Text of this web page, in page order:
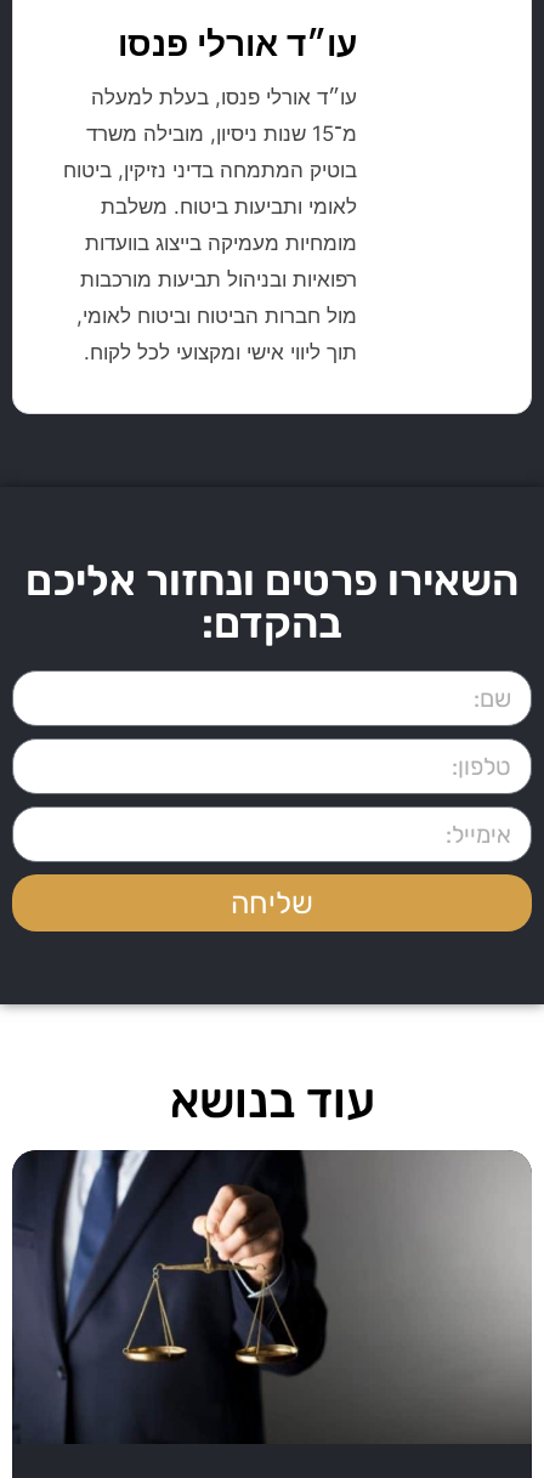
עו״ד אורלי פנסו
עו״ד אורלי פנסו, בעלת למעלה
מ־15 שנות ניסיון, מובילה משרד
בוטיק המתמחה בדיני נזיקין, ביטוח
לאומי ותביעות ביטוח. משלבת
מומחיות מעמיקה בייצוג בוועדות
רפואיות ובניהול תביעות מורכבות
מול חברות הביטוח וביטוח לאומי,
תוך ליווי אישי ומקצועי לכל לקוח.
השאירו פרטים ונחזור אליכם
בהקדם:
שליחה
עוד בנושא